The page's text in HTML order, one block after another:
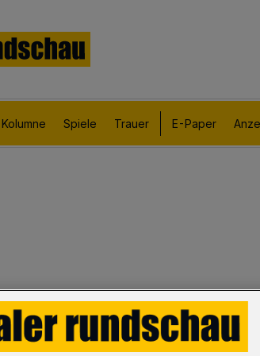
Kolumne Spiele Trauer E-Paper